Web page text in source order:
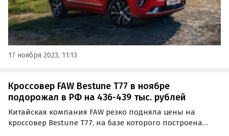
17 ноября 2023, 11:13
Кроссовер FAW Bestune T77 в ноябре
подорожал в РФ на 436-439 тыс. рублей
Китайская компания FAW резко подняла цены на
кроссовер Bestune T77, на базе которого построена